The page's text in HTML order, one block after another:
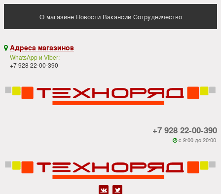
О магазине Новости Вакансии Сотрудничество
 Адреса магазинов
WhatsApp и Viber:
+7 928 22-00-390
+7 928 22-00-390
 c 9:00 до 20:00
 